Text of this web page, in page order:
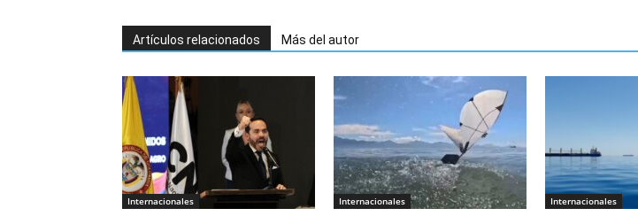
Artículos relacionados Más del autor
Internacionales Internacionales Internacionales